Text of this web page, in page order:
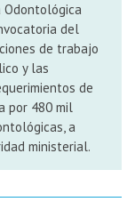
Odontológica
del
de trabajo
y las
de
por 480 mil
a
ministerial.